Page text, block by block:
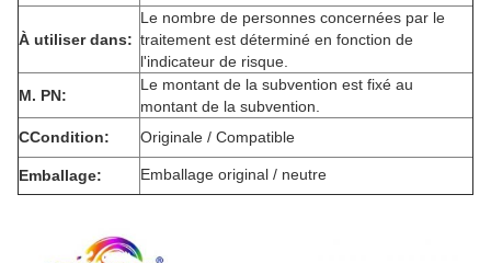
À utiliser dans:
Le nombre de personnes concernées par le
traitement est déterminé en fonction de
l'indicateur de risque.
M. PN:
Le montant de la subvention est fixé au
montant de la subvention.
CCondition: Originale / Compatible
Emballage: Emballage original / neutre